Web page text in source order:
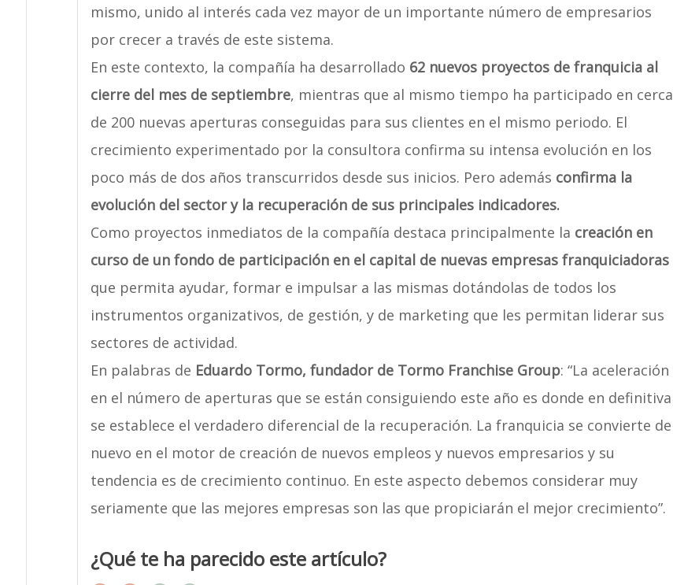
mismo, unido al interés cada vez mayor de un importante número de empresarios
por crecer a través de este sistema.
En este contexto, la compañía ha desarrollado 62 nuevos proyectos de franquicia al
cierre del mes de septiembre, mientras que al mismo tiempo ha participado en cerca
de 200 nuevas aperturas conseguidas para sus clientes en el mismo periodo. El
crecimiento experimentado por la consultora confirma su intensa evolución en los
poco más de dos años transcurridos desde sus inicios. Pero además confirma la
evolución del sector y la recuperación de sus principales indicadores.
Como proyectos inmediatos de la compañía destaca principalmente la creación en
curso de un fondo de participación en el capital de nuevas empresas franquiciadoras
que permita ayudar, formar e impulsar a las mismas dotándolas de todos los
instrumentos organizativos, de gestión, y de marketing que les permitan liderar sus
sectores de actividad.
En palabras de Eduardo Tormo, fundador de Tormo Franchise Group: “La aceleración
en el número de aperturas que se están consiguiendo este año es donde en definitiva
se establece el verdadero diferencial de la recuperación. La franquicia se convierte de
nuevo en el motor de creación de nuevos empleos y nuevos empresarios y su
tendencia es de crecimiento continuo. En este aspecto debemos considerar muy
seriamente que las mejores empresas son las que propiciarán el mejor crecimiento”.
¿Qué te ha parecido este artículo?